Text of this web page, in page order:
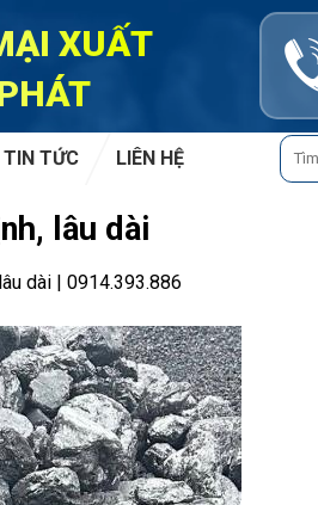
XUẤT
TIN TỨC LIÊN HỆ
Tìm
kiếm:
lâu dài
dài | 0914.393.886